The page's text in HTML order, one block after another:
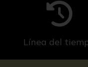
Línea del